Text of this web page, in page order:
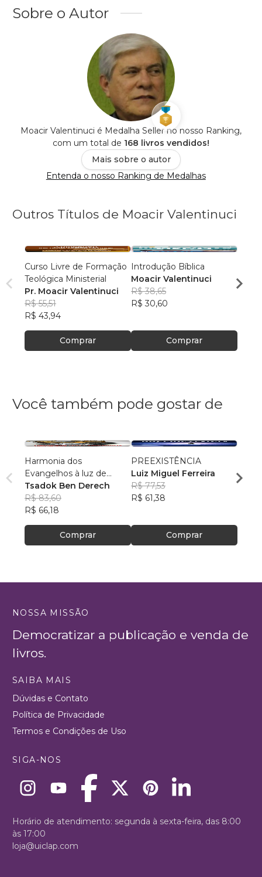
Sobre o Autor
Moacir Valentinuci é Medalha Seller no nosso Ranking,
com um total de 168 livros vendidos!
Mais sobre o autor
Entenda o nosso Ranking de Medalhas
Outros Títulos de Moacir Valentinuci
Curso Livre de Formação
Teológica Ministerial
Pr. Moacir Valentinuci
R$ 55,51
R$ 43,94
Comprar
Introdução Bíblica
Moacir Valentinuci
R$ 38,65
R$ 30,60
Comprar
R$
Você também pode gostar de
Harmonia dos
Evangelhos à luz de
manuscritos aramaicos e
da cultura judaica
Tsadok Ben Derech
R$ 83,60
R$ 66,18
Comprar
PREEXISTÊNCIA
Luiz Miguel Ferreira
R$ 77,53
R$ 61,38
Comprar
Vista
NOSSA MISSÃO
Democratizar a publicação e venda de
livros.
SAIBA MAIS
Dúvidas e Contato
Política de Privacidade
Termos e Condições de Uso
SIGA-NOS
Horário de atendimento: segunda à sexta-feira, das 8:00
às 17:00
loja@uiclap.com